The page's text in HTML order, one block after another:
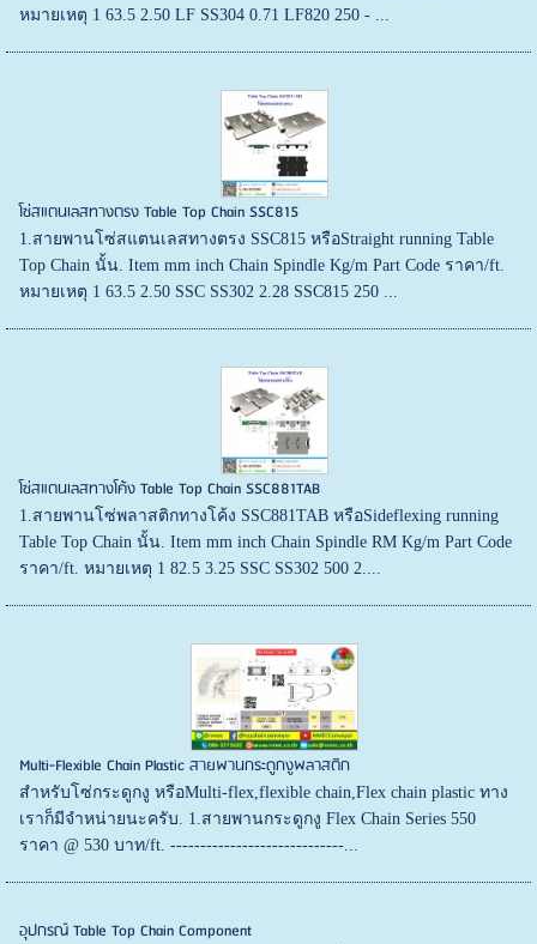
หมายเหตุ 1 63.5 2.50 LF SS304 0.71 LF820 250 - ...
โซ่สแตนเลสทางตรง Table Top Chain SSC815
1.สายพานโซ่สแตนเลสทางตรง SSC815 หรือStraight running Table
Top Chain นั้น. Item mm inch Chain Spindle Kg/m Part Code ราคา/ft.
หมายเหตุ 1 63.5 2.50 SSC SS302 2.28 SSC815 250 ...
โซ่สแตนเลสทางโค้ง Table Top Chain SSC881TAB
1.สายพานโซ่พลาสติกทางโค้ง SSC881TAB หรือSideflexing running
Table Top Chain นั้น. Item mm inch Chain Spindle RM Kg/m Part Code
ราคา/ft. หมายเหตุ 1 82.5 3.25 SSC SS302 500 2....
Multi-Flexible Chain Plastic สายพานกระดูกงูพลาสติก
สำหรับโซ่กระดูกงู หรือMulti-flex,flexible chain,Flex chain plastic ทาง
เราก็มีจำหน่ายนะครับ. 1.สายพานกระดูกงู Flex Chain Series 550
ราคา @ 530 บาท/ft. -----------------------------...
อุปกรณ์ Table Top Chain Component